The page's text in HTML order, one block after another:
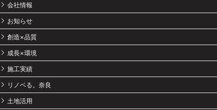
会社情報
お知らせ
創造×品質
成長×環境
施工実績
リノベる。奈良
土地活用